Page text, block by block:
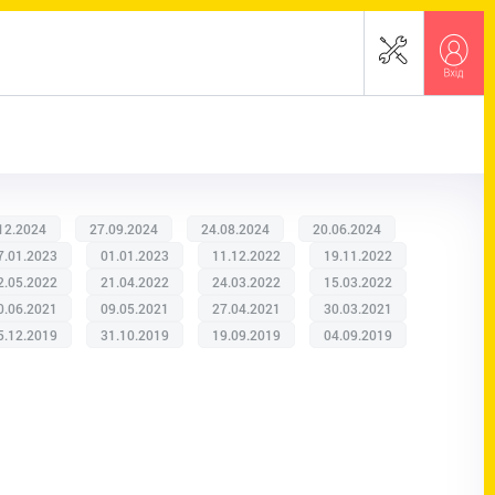
27.09.2024 24.08.2024
20.06.2024
01.01.2023 11.12.2022
19.11.2022
21.04.2022 24.03.2022
15.03.2022
09.05.2021 27.04.2021
30.03.2021
31.10.2019 19.09.2019
04.09.2019